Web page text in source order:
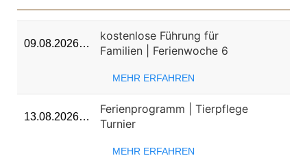
09.08.2026…
kostenlose Führung für
Familien | Ferienwoche 6
MEHR ERFAHREN
13.08.2026…
Ferienprogramm | Tierpflege
Turnier
MEHR ERFAHREN